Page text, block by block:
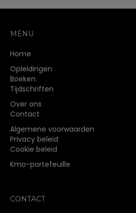
MENU
Home
Opleidingen
Boeken
Tijdschriften
Over ons
Contact
Algemene voorwaarden
Privacy beleid
Cookie beleid
Kmo-portefeuille
CONTACT